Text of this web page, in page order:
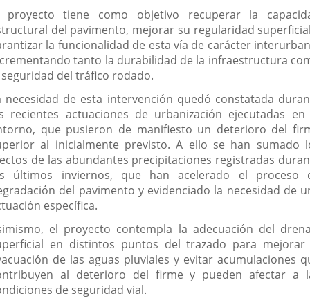
proyecto tiene como objetivo recuperar la
del pavimento, mejorar su regularidad
la funcionalidad de esta vía de carácter
tanto la durabilidad de la infraestructura
del tráfico rodado.
necesidad de esta intervención quedó constatada
recientes actuaciones de urbanización ejecutadas en
que pusieron de manifiesto un deterioro del
al inicialmente previsto. A ello se han sumado
de las abundantes precipitaciones registradas
últimos inviernos, que han acelerado el proceso
del pavimento y evidenciado la necesidad de
específica.
el proyecto contempla la adecuación del
en distintos puntos del trazado para mejorar
de las aguas pluviales y evitar acumulaciones
al deterioro del firme y pueden afectar a
de seguridad vial.